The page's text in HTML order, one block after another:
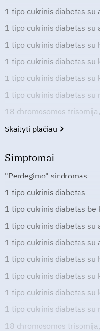
1 tipo cukrinis diabetas su
1 tipo cukrinis diabetas su
1 tipo cukrinis diabetas su
1 tipo cukrinis diabetas su
1 tipo cukrinis diabetas su
1 tipo cukrinis diabetas su
18 chromosomos
Skaityti plačiau
Simptomai
"Perdegimo" sindromas
1 tipo cukrinis diabetas
1 tipo cukrinis diabetas be
1 tipo cukrinis diabetas su
1 tipo cukrinis diabetas su
1 tipo cukrinis diabetas su
1 tipo cukrinis diabetas su
1 tipo cukrinis diabetas su
1 tipo cukrinis diabetas su
18 chromosomos